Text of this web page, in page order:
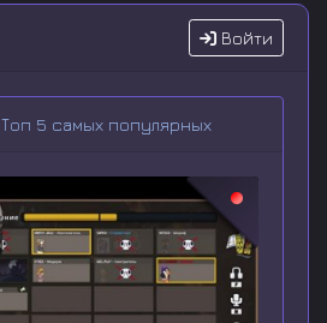
Войти
Топ 5 самых популярных